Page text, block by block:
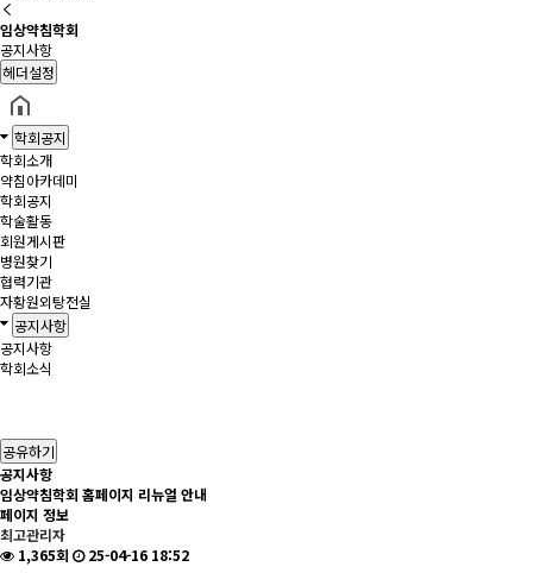
임상약침학회
공지사항
헤더설정
학회공지
학회소개
약침아카데미
학회공지
학술활동
회원게시판
병원찾기
협력기관
자황원외탕전실
공지사항
공지사항
학회소식
공유하기
공지사항
임상약침학회 홈페이지 리뉴얼 안내
페이지 정보
최고관리자
1,365회
25-04-16 18:52